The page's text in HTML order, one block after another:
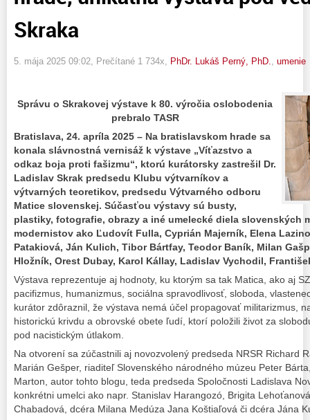
Skraka
5. mája 2025 09:02 , Prečítané 1 734x, PhDr. Lukáš Perný, PhD. umenie
Správu o Skrakovej výstave k 80. výročia oslobodenia
prebralo TASR
Bratislava, 24. apríla 2025 – Na bratislavskom hrade sa
konala slávnostná vernisáž k výstave „Víťazstvo a
odkaz boja proti fašizmu“, ktorú kurátorsky zastrešil Dr.
Ladislav Skrak predsedu Klubu výtvarníkov a
výtvarných teoretikov, predsedu Výtvarného odboru
Matice slovenskej. Súčasťou výstavy sú busty,
plastiky, fotografie, obrazy a iné umelecké diela slovenských
modernistov ako Ľudovít Fulla, Cyprián Majerník, Elena
Patakiová, Ján Kulich, Tibor Bártfay, Teodor Baník, Milan
Hložník, Orest Dubay, Karol Kállay, Ladislav Vychodil,
Výstava reprezentuje aj hodnoty, ku ktorým sa tak Matica, ako aj
pacifizmus, humanizmus, sociálna spravodlivosť, sloboda,
kurátor zdôraznil, že výstava nemá účel propagovať militarizmus,
historickú krivdu a obrovské obete ľudí, ktorí položili život za
pod nacistickým útlakom.
Na otvorení sa zúčastnili aj novozvolený predseda NRSR Richard
Marián Gešper, riaditeľ Slovenského národného múzeu Peter
Marton, ​autor tohto blogu, teda predseda Spoločnosti Ladislava
konkrétni umelci ako napr. Stanislav Harangozó, Brigita
Chabadová, dcéra Milana Medúza Jana Koštiaľová či dcéra Jána